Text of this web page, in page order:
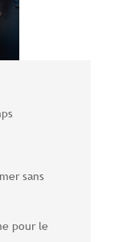
sans
pour le